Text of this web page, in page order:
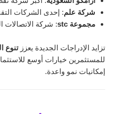
شركة علم: إحدى الشركات
مجموعة stc
: شركة الاتصالات
تزايد الإدراجات الجديدة يعززتنوع
للمستثمرين خيارات أوسع
إمكانيات نمو واعدة.